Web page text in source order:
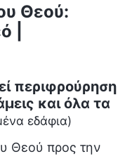
Θεού:
|
περιφρούρηση
και όλα τα
εδάφια)
Θεού προς την